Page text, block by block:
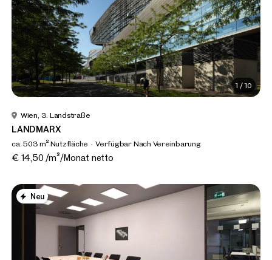
1 /10
Wien, 3. Landstraße
LANDMARX
ca. 503 m² Nutzfläche Verfügbar Nach Vereinbarung
€ 14,50 /m²/Monat netto
Neu